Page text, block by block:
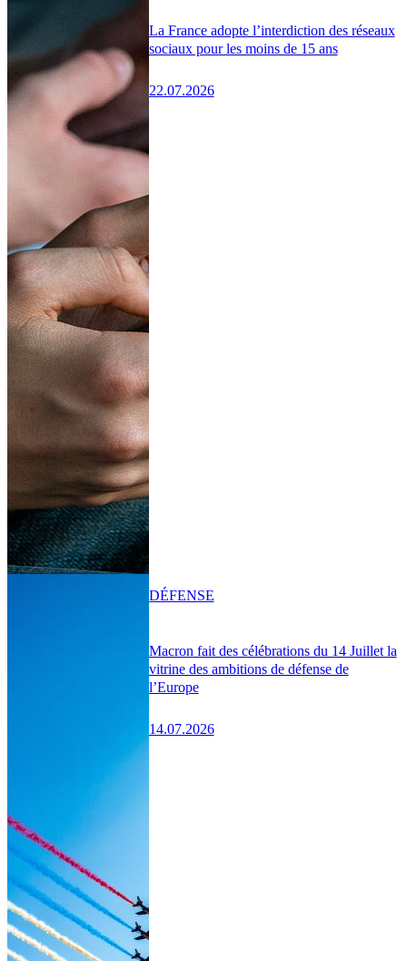
La France adopte l’interdiction des réseaux
sociaux pour les moins de 15 ans
22.07.2026
Macron fait des célébrations du 14 Juillet la
vitrine des ambitions de défense de
l’Europe
14.07.2026
DÉFENSE